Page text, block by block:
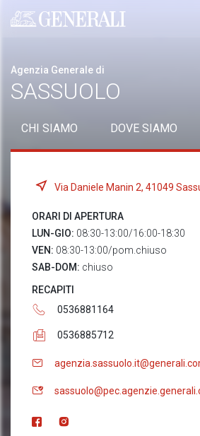
Generali logo
Agenzia Generale di
SASSUOLO
CHI SIAMO DOVE SIAMO
Via Daniele Manin 2, 41049
ORARI DI APERTURA
LUN-GIO: 08:30-13:00/16:00-18:30
VEN: 08:30-13:00/pom.chiuso
SAB-DOM: chiuso
RECAPITI
0536881164
0536885712